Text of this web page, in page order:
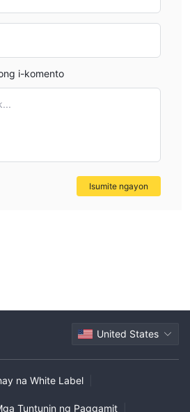
i-komento
Isumite ngayon
United States
na White Label
Tuntunin ng Paggamit